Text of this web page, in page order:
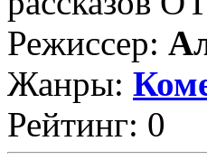
Режиссер:
Жанры:
Рейтинг: 0